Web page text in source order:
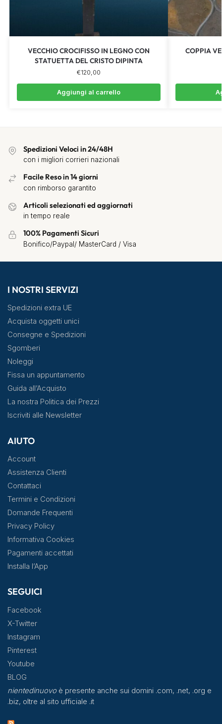
VECCHIO CROCIFISSO IN LEGNO CON
STATUETTA DEL CRISTO DIPINTA
€120,00
Aggiungi al carrello
COPPIA
Spedizioni Veloci in 24/48H
con i migliori corrieri nazionali
Facile Reso in 14 giorni
con rimborso garantito
Articoli selezionati ed aggiornati
in tempo reale
100% Pagamenti Sicuri
Bonifico/Paypal/ MasterCard / Visa
I NOSTRI SERVIZI
Spedizioni extra UE
Acquista oggetti unici
Consegne e Spedizioni
Sgomberi
Noleggi
Fissa un appuntamento
Guida all’Acquisto
La nostra Politica dei Prezzi
Iscriviti alle Newsletter
AIUTO
Account
Assistenza Clienti
Contattaci
Termini e Condizioni
Domande Frequenti
Privacy Policy
Informativa Cookies
Pagamenti accettati
Installa l’App
SEGUICI
Facebook
X-Twitter
Instagram
Pinterest
Youtube
BLOG
nientedinuovoè presente anche sui domini .com, .net, .org e
.biz, oltre al sito ufficiale .it